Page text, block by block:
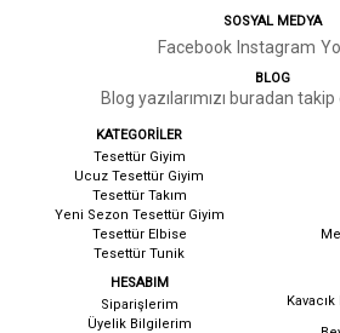
SOSYAL MEDYA
Facebook Instagram
BLOG
Blog yazılarımızı buradan
KATEGORİLER
Tesettür Giyim
Ucuz Tesettür Giyim
Tesettür Takım
Yeni Sezon Tesettür Giyim
Tesettür Elbise
Tesettür Tunik
HESABIM
Siparişlerim
Üyelik Bilgilerim